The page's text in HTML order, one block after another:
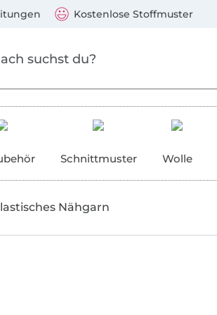
Kostenlose Stoffmuster
Schnittmuster Wolle
Nähgarn
Mastercard, PayPal, Giropay, Kauf